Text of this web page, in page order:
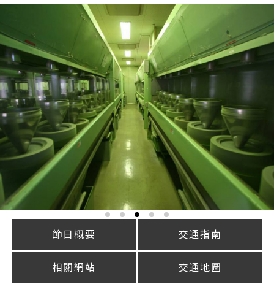
節日概要 交通指南
相關網站 交通地圖